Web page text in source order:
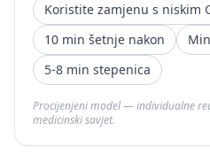
Koristite zamjenu s niskim
10 min šetnje nakon
5-8 min stepenica
Procijenjeni model — individualne
medicinski savjet.